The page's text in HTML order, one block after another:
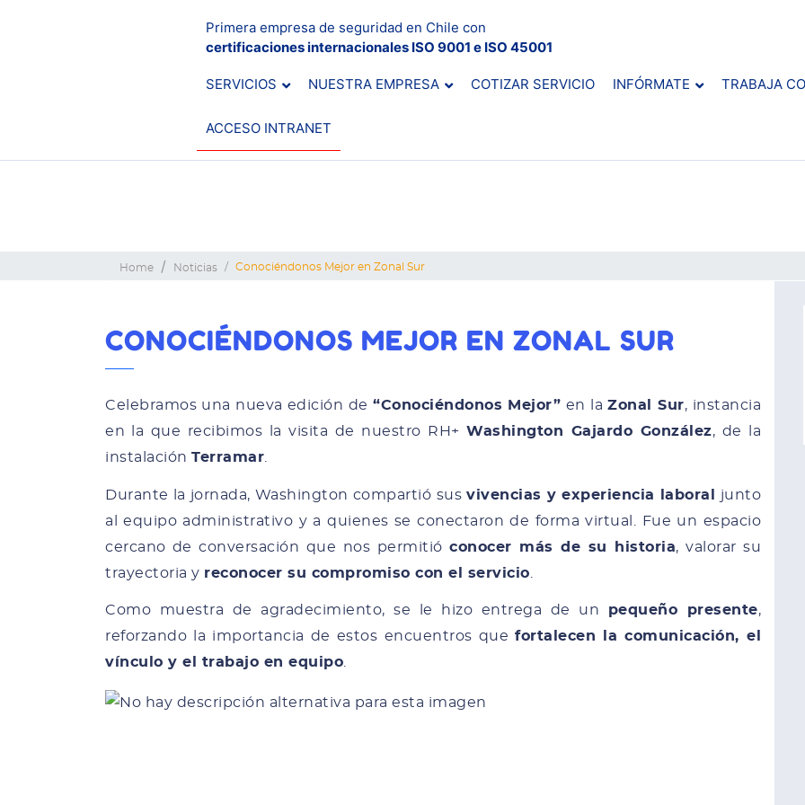
Primera empresa de seguridad en Chile con
certificaciones internacionales ISO 9001 e ISO 45001
SERVICIOS NUESTRA EMPRESA COTIZAR SERVICIO INFÓRMATE TRABAJA
ACCESO INTRANET
Home Noticias Conociéndonos Mejor en Zonal Sur
CONOCIÉNDONOS MEJOR EN ZONAL SUR
Celebramos una nueva edición de“Conociéndonos Mejor” en laZonal Sur, instancia
en la que recibimos la visita de nuestro RH+Washington Gajardo González, de la
instalación Terramar
Durante la jornada, Washington compartió susvivencias y experiencia laboral
junto
al equipo administrativo y a quienes se conectaron de forma virtual. Fue un espacio
cercano de conversación que nos permitióconocer más de su historia, valorar su
trayectoria y reconocer su compromiso con el servicio
Como muestra de agradecimiento, se le hizo entrega de un pequeño presente,
reforzando la importancia de estos encuentros quefortalecen la comunicación, el
vínculo y el trabajo en equipo.